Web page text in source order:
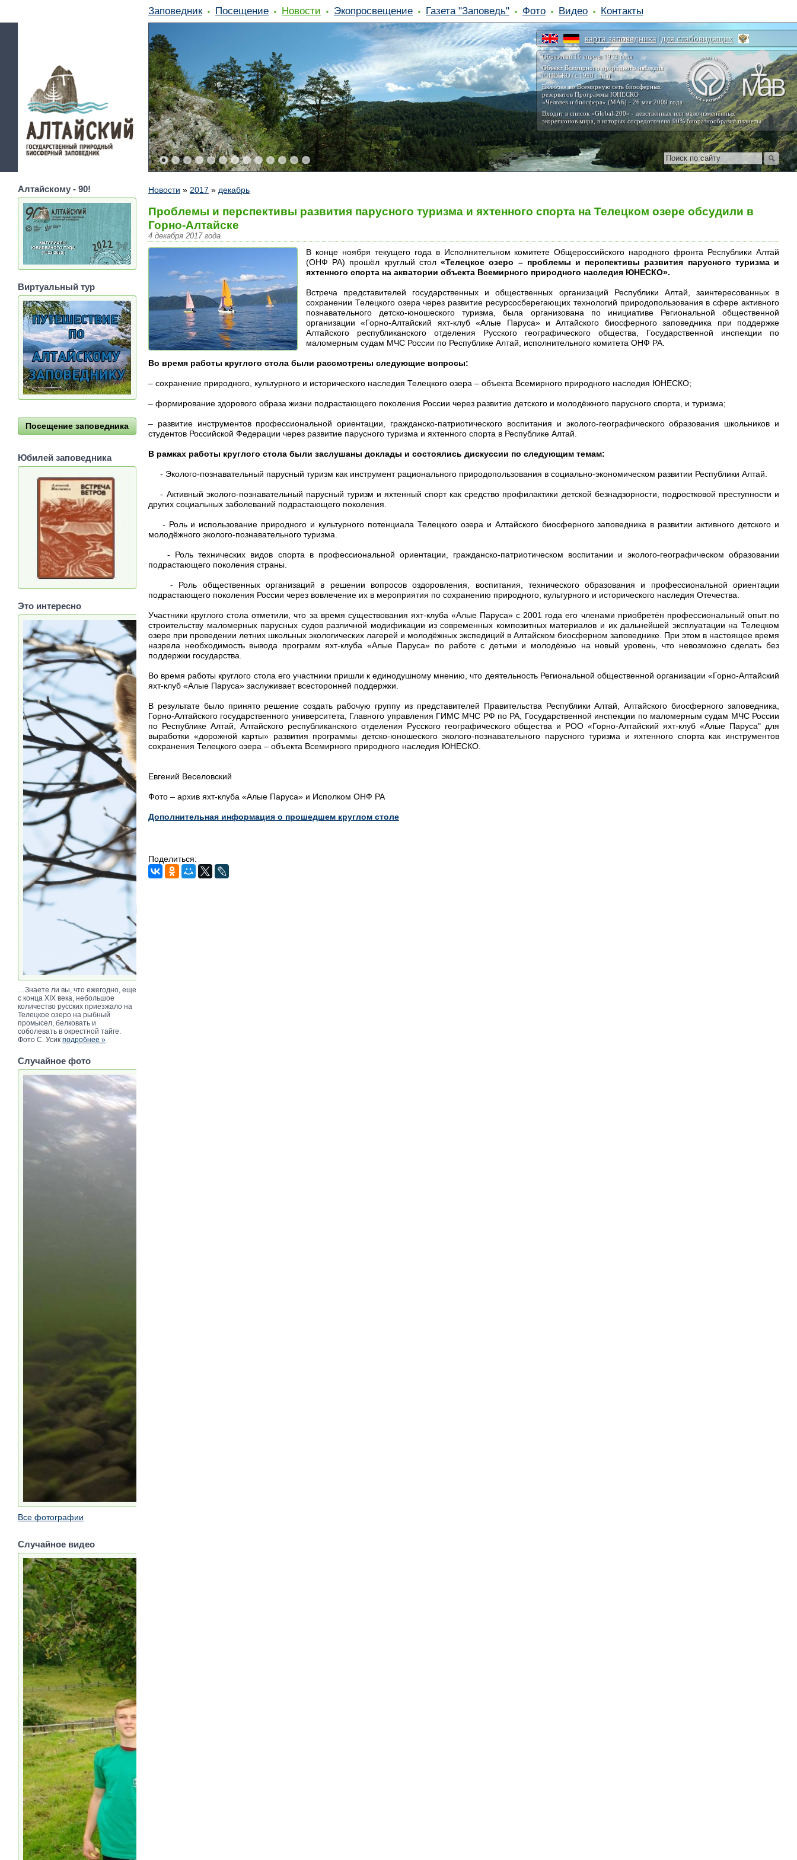
карта заповедника | для слабовидящих
Образован 16 апреля 1932 года
Объект Всемирного природного наследия
ЮНЕСКО (с 1998 года)
Включён во Всемирную сеть биосферных
резерватов Программы ЮНЕСКО
«Человек и биосфера» (МАБ) - 26 мая 2009 года
Входит в список «Global-200» - девственных или мало изменённых
экорегионов мира, в которых сосредоточено 90% биоразнообразия планеты
Заповедник Посещение Новости Экопросвещение Газета "Заповедь" Фото Видео Контакты
Новости » 2017 » декабрь
Проблемы и перспективы развития парусного туризма и яхтенного спорта на Телецком озере обсудили в
Горно-Алтайске
4 декабря 2017 года
В конце ноября текущего года в Исполнительном комитете Общероссийского народного фронта Республики Алтай
(ОНФ РА) прошёл круглый стол«Телецкое озеро – проблемы и перспективы развития парусного туризма и
яхтенного спорта на акватории объекта Всемирного природного наследия ЮНЕСКО».
Встреча представителей государственных и общественных организаций Республики Алтай, заинтересованных в
сохранении Телецкого озера через развитие ресурсосберегающих технологий природопользования в сфере активного
познавательного детско-юношеского туризма, была организована по инициативе Региональной общественной
организации «Горно-Алтайский яхт-клуб «Алые Паруса» и Алтайского биосферного заповедника при поддержке
Алтайского республиканского отделения Русского географического общества, Государственной инспекции по
маломерным судам МЧС России по Республике Алтай, исполнительного комитета ОНФ РА.
Во время работы круглого стола были рассмотрены следующие вопросы:
– сохранение природного, культурного и исторического наследия Телецкого озера – объекта Всемирного природного наследия ЮНЕСКО;
– формирование здорового образа жизни подрастающего поколения России через развитие детского и молодёжного парусного спорта, и туризма;
– развитие инструментов профессиональной ориентации, гражданско-патриотического воспитания и эколого-географического образования школьников и
студентов Российской Федерации через развитие парусного туризма и яхтенного спорта в Республике Алтай.
В рамках работы круглого стола были заслушаны доклады и состоялись дискуссии по следующим темам:
- Эколого-познавательный парусный туризм как инструмент рационального природопользования в социально-экономическом развитии Республики Алтай.
- Активный эколого-познавательный парусный туризм и яхтенный спорт как средство профилактики детской безнадзорности, подростковой преступности и
других социальных заболеваний подрастающего поколения.
- Роль и использование природного и культурного потенциала Телецкого озера и Алтайского биосферного заповедника в развитии активного детского и
молодёжного эколого-познавательного туризма.
- Роль технических видов спорта в профессиональной ориентации, гражданско-патриотическом воспитании и эколого-географическом образовании
подрастающего поколения страны.
- Роль общественных организаций в решении вопросов оздоровления, воспитания, технического образования и профессиональной ориентации
подрастающего поколения России через вовлечение их в мероприятия по сохранению природного, культурного и исторического наследия Отечества.
Участники круглого стола отметили, что за время существования яхт-клуба «Алые Паруса» с 2001 года его членами приобретён профессиональный опыт по
строительству маломерных парусных судов различной модификации из современных композитных материалов и их дальнейшей эксплуатации на Телецком
озере при проведении летних школьных экологических лагерей и молодёжных экспедиций в Алтайском биосферном заповеднике. При этом в настоящее время
назрела необходимость вывода программ яхт-клуба «Алые Паруса» по работе с детьми и молодёжью на новый уровень, что невозможно сделать без
поддержки государства.
Во время работы круглого стола его участники пришли к единодушному мнению, что деятельность Региональной общественной организации «Горно-Алтайский
яхт-клуб «Алые Паруса» заслуживает всесторонней поддержки.
В результате было принято решение создать рабочую группу из представителей Правительства Республики Алтай, Алтайского биосферного заповедника,
Горно-Алтайского государственного университета, Главного управления ГИМС МЧС РФ по РА, Государственной инспекции по маломерным судам МЧС России
по Республике Алтай, Алтайского республиканского отделения Русского географического общества и РОО «Горно-Алтайский яхт-клуб «Алые Паруса" для
выработки «дорожной карты» развития программы детско-юношеского эколого-познавательного парусного туризма и яхтенного спорта как инструментов
сохранения Телецкого озера – объекта Всемирного природного наследия ЮНЕСКО.
Евгений Веселовский
Фото – архив яхт-клуба «Алые Паруса» и Исполком ОНФ РА
Дополнительная информация о прошедшем круглом столе
Поделиться:
Алтайскому - 90!
Виртуальный тур
Посещение заповедника
Юбилей заповедника
Это интересно
…Знаете ли вы, что ежегодно, еще
с конца XIX века, небольшое
количество русских приезжало на
Телецкое озеро на рыбный
промысел, белковать и
соболевать в окрестной тайге.
Фото С. Усик подробнее »
Случайное фото
Все фотографии
Случайное видео